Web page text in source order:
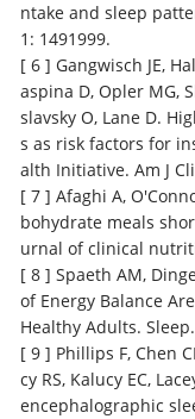
ntake and sleep
1: 1491999.
[ 6 ] Gangwisch JE,
aspina D, Opler MG,
slavsky O, Lane D.
s as risk factors for
alth Initiative. Am J
[ 7 ] Afaghi A,
bohydrate meals
urnal of clinical
[ 8 ] Spaeth AM,
of Energy Balance
Healthy Adults.
[ 9 ] Phillips F, Chen
cy RS, Kalucy EC,
encephalographic